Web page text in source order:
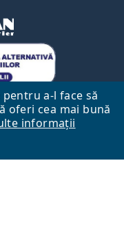
a-l face să
oferi cea mai bună
informații
Mai sus